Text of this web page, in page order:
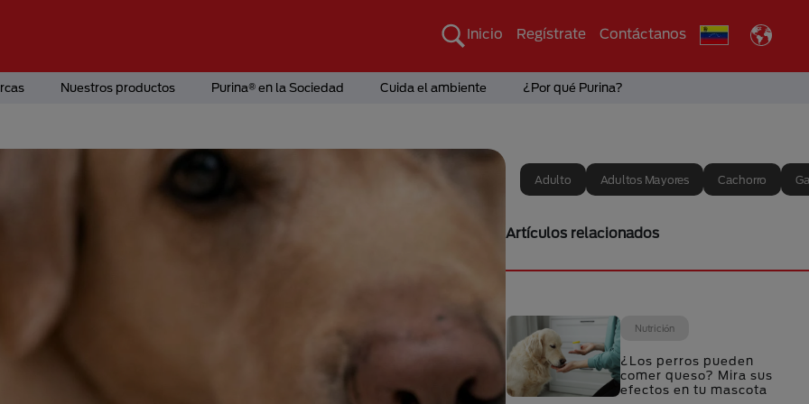
Inicio Regístrate Contáctanos
Nuestros productos Purina® en la Sociedad Cuida el ambiente ¿Por qué Purina?
Adulto Adultos Mayores Cachorro
Artículos relacionados
Nutrición
¿Los perros pueden
comer queso? Mira sus
efectos en tu mascota